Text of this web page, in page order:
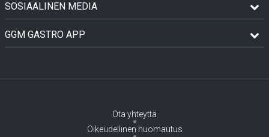
SOSIAALINEN MEDIA
GGM GASTRO APP
Ota yhteyttä
Oikeudellinen huomautus